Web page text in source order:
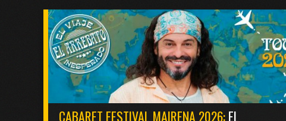
CABARET FESTIVAL MAIRENA 2026:EL